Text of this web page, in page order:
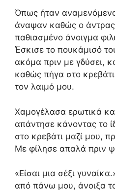
Όπως ήταν
άναψαν καθώς ο
παθιασμένο άνοιγμα
Έσκισε το πουκάμισό
ακόμα πριν με γδύσει,
καθώς πήγα στο
τον λαιμό μου.
Χαμογέλασα ερωτικά
απάντησε κάνοντας το
στο κρεβάτι μαζί μου,
Με φίλησε απαλά πριν
«Είσαι μια σέξι
από πάνω μου, άνοιξα